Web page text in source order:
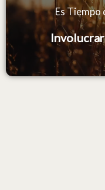
Es Tiempo